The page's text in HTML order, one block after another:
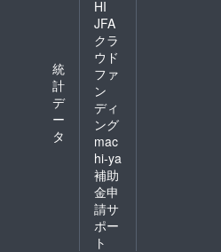
統
計
デ
ー
タ
HI
JFA
クラ
ウド
ファ
ン
ディ
ング
mac
hi-ya
補助
金申
請サ
ポー
ト